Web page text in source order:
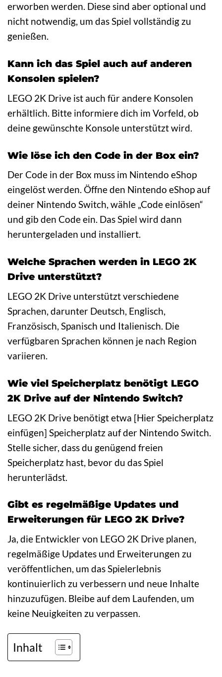
erworben werden. Diese sind aber optional und
nicht notwendig, um das Spiel vollständig zu
genießen.
Kann ich das Spiel auch auf anderen
Konsolen spielen?
LEGO 2K Drive ist auch für andere Konsolen
erhältlich. Bitte informiere dich im Vorfeld, ob
deine gewünschte Konsole unterstützt wird.
Wie löse ich den Code in der Box ein?
Der Code in der Box muss im Nintendo eShop
eingelöst werden. Öffne den Nintendo eShop auf
deiner Nintendo Switch, wähle „Code einlösen“
und gib den Code ein. Das Spiel wird dann
heruntergeladen und installiert.
Welche Sprachen werden in LEGO 2K
Drive unterstützt?
LEGO 2K Drive unterstützt verschiedene
Sprachen, darunter Deutsch, Englisch,
Französisch, Spanisch und Italienisch. Die
verfügbaren Sprachen können je nach Region
variieren.
Wie viel Speicherplatz benötigt LEGO
2K Drive auf der Nintendo Switch?
LEGO 2K Drive benötigt etwa [Hier Speicherplatz
einfügen] Speicherplatz auf der Nintendo Switch.
Stelle sicher, dass du genügend freien
Speicherplatz hast, bevor du das Spiel
herunterlädst.
Gibt es regelmäßige Updates und
Erweiterungen für LEGO 2K Drive?
Ja, die Entwickler von LEGO 2K Drive planen,
regelmäßige Updates und Erweiterungen zu
veröffentlichen, um das Spielerlebnis
kontinuierlich zu verbessern und neue Inhalte
hinzuzufügen. Bleibe auf dem Laufenden, um
keine Neuigkeiten zu verpassen.
Inhalt